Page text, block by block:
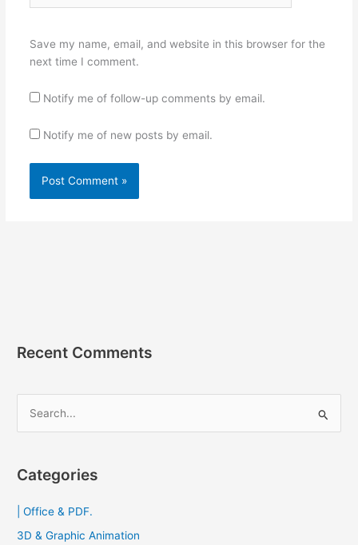
Save my name, email, and website in this browser for the
next time I comment.
Notify me of follow-up comments by email.
Notify me of new posts by email.
Recent Comments
r
f
Categories
| Office & PDF.
3D & Graphic Animation